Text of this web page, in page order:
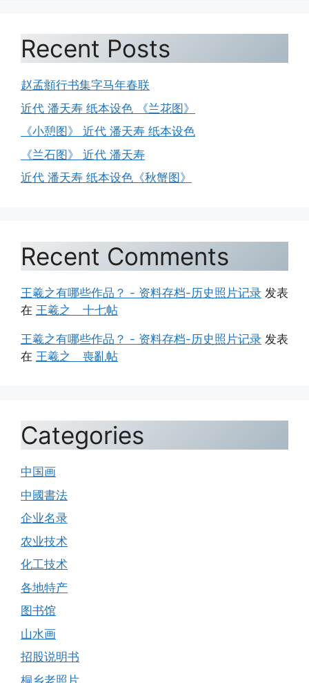
Recent Posts
赵孟頫行书集字马年春联
近代 潘天寿 纸本设色 《兰花图》
《小憩图》 近代 潘天寿 纸本设色
《兰石图》 近代 潘天寿
近代 潘天寿 纸本设色《秋蟹图》
Recent Comments
王羲之有哪些作品？ - 资料存档-历史照片记录 发表
在 王羲之 十七帖
王羲之有哪些作品？ - 资料存档-历史照片记录 发表
在 王羲之 喪亂帖
Categories
中国画
中國書法
企业名录
农业技术
化工技术
各地特产
图书馆
山水画
招股说明书
桐乡老照片